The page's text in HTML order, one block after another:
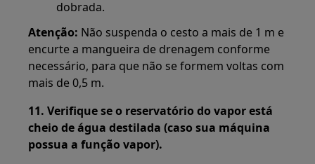
dobrada.
Atenção: Não suspenda o cesto a mais de 1 m e
encurte a mangueira de drenagem conforme
necessário, para que não se formem voltas com
mais de 0,5 m.
11. Verifique se o reservatório do vapor está
cheio de água destilada (caso sua máquina
possua a função vapor).